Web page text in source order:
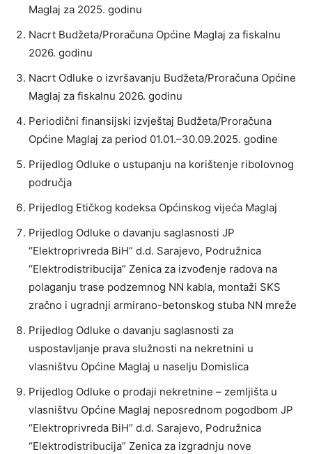
Maglaj za 2025. godinu
Nacrt Budžeta/Proračuna Općine Maglaj za fiskalnu
2026. godinu
Nacrt Odluke o izvršavanju Budžeta/Proračuna Općine
Maglaj za fiskalnu 2026. godinu
Periodični finansijski izvještaj Budžeta/Proračuna
Općine Maglaj za period 01.01.–30.09.2025. godine
Prijedlog Odluke o ustupanju na korištenje ribolovnog
područja
Prijedlog Etičkog kodeksa Općinskog vijeća Maglaj
Prijedlog Odluke o davanju saglasnosti JP
“Elektroprivreda BiH” d.d. Sarajevo, Podružnica
“Elektrodistribucija” Zenica za izvođenje radova na
polaganju trase podzemnog NN kabla, montaži SKS
zračno i ugradnji armirano-betonskog stuba NN mreže
Prijedlog Odluke o davanju saglasnosti za
uspostavljanje prava služnosti na nekretnini u
vlasništvu Općine Maglaj u naselju Domislica
Prijedlog Odluke o prodaji nekretnine – zemljišta u
vlasništvu Općine Maglaj neposrednom pogodbom JP
“Elektroprivreda BiH” d.d. Sarajevo, Podružnica
“Elektrodistribucija” Zenica za izgradnju nove